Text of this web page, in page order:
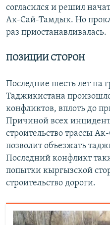
согласился и решил
Ак-Сай-Тамдык. Но
раз приостанавливалась.
ПОЗИЦИИ СТОРОН
Последние шесть лет на
Таджикистана
конфликтов, вплоть до
Причиной всех
строительство трассы
позволит объезжать
Последний конфликт
попытки кыргызской
строительство дороги.